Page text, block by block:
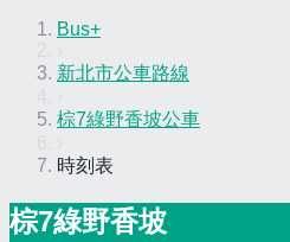
Bus+
新北市公車路線
棕7綠野香坡公車
時刻表
棕7綠野香坡